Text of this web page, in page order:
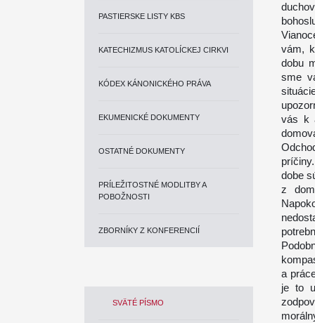
PASTIERSKE LISTY KBS
KATECHIZMUS KATOLÍCKEJ CIRKVI
KÓDEX KÁNONICKÉHO PRÁVA
EKUMENICKÉ DOKUMENTY
OSTATNÉ DOKUMENTY
PRÍLEŽITOSTNÉ MODLITBY A
POBOŽNOSTI
ZBORNÍKY Z KONFERENCIÍ
SVÄTÉ PÍSMO
vám,
dobu
sme
vás k
dobe
z
a
je to